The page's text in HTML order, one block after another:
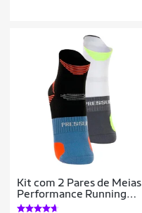
Kit com 2 Pares de Meias
Performance Running
Lupo 15424-001